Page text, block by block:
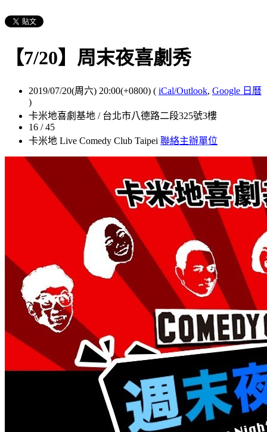
【7/20】周末夜喜劇秀
2019/07/20(周六) 20:00(+0800) ( iCal/Outlook, Google 日曆
)
卡米地喜劇基地 / 台北市八德路二段325號3樓
16 / 45
卡米地 Live Comedy Club Taipei 聯絡主辦單位